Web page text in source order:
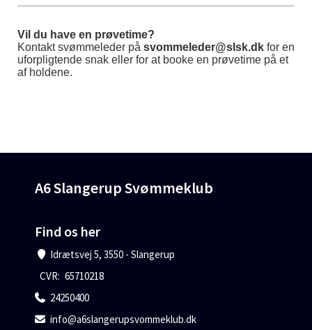
Vil du have en prøvetime?
Kontakt svømmeleder på svommeleder@slsk.dk for en
uforpligtende snak eller for at booke en prøvetime på et
af holdene.
A6 Slangerup Svømmeklub
Find os her
Idrætsvej 5, 3550 - Slangerup
CVR: 65710218
24250400
info@a6slangerupsvommeklub.dk